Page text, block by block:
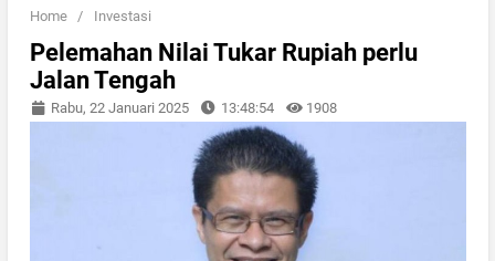
Home / Investasi
Pelemahan Nilai Tukar Rupiah perlu
Jalan Tengah
Rabu, 22 Januari 2025 13:48:54 1908